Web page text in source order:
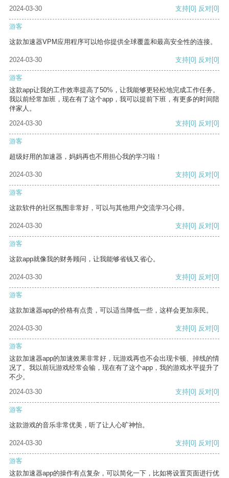
2024-03-30 支持[0] 反对[0]
游客
这款加速器VPM应用程序可以给你提供全球覆盖和最高安全性的连接。
2024-03-30 支持[0] 反对[0]
游客
这款app让我的工作效率提高了50%，让我能够更轻松地完成工作任务。
我以前经常加班，现在有了这个app，我可以提前下班，有更多的时间陪
伴家人。
2024-03-30
支持[0] 反对[0]
游客
超级好用的加速器，妈妈再也不用担心我的学习啦！
2024-03-30 支持[0] 反对[0]
游客
这款软件的社区氛围非常好，可以与其他用户交流学习心得。
2024-03-30 支持[0] 反对[0]
游客
这款app就像我的财务顾问，让我能够省钱又省心。
2024-03-30 支持[0] 反对[0]
游客
这款加速器app的价格有点贵，可以适当降低一些，这样会更加亲民。
2024-03-30 支持[0] 反对[0]
游客
这款加速器app的加速效果非常好，玩游戏再也不会出现卡顿、掉线的情
况了。我以前玩游戏经常会输，现在有了这个app，我的游戏水平提升了
不少。
2024-03-30
支持[0] 反对[0]
游客
这款游戏的音乐非常优美，听了让人心旷神怡。
2024-03-30 支持[0] 反对[0]
游客
这款加速器app的操作有点复杂，可以简化一下，比如将设置页面进行优